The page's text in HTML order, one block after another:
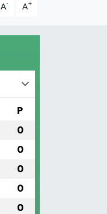
A- A+
P
0
0
0
0
0